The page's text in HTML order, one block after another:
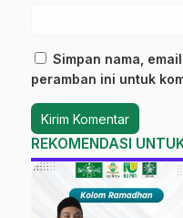
Simpan nama,
peramban ini untuk
REKOMENDASI